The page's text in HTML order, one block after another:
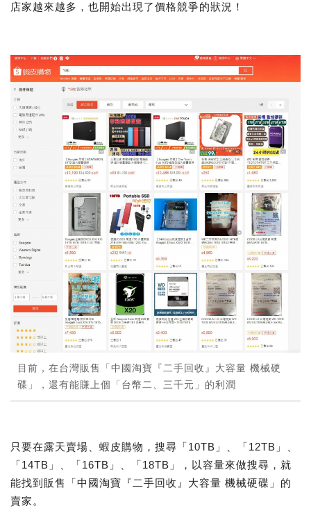
店家越來越多，也開始出現了價格競爭的狀況！
目前，在台灣販售「中國淘寶『二手回收』大容量 機械硬
碟」，還有能賺上個「台幣二、三千元」的利潤
只要在露天賣場、蝦皮購物，搜尋「10TB」、「12TB」、
「14TB」、「16TB」、「18TB」，以容量來做搜尋，就
能找到販售「中國淘寶『二手回收』大容量 機械硬碟」的
賣家。